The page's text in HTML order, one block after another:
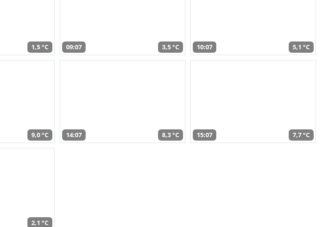
1,5 °C 09:07 3,5 °C 10:07 5,1 °C
9,0 °C 14:07 8,3 °C 15:07 7,7 °C
2,1 °C